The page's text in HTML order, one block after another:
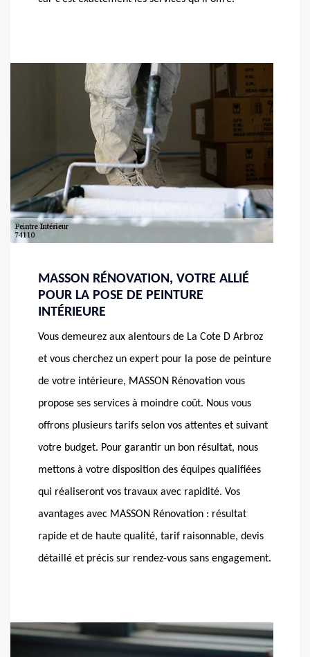
MASSON RÉNOVATION, VOTRE ALLIÉ
POUR LA POSE DE PEINTURE
INTÉRIEURE
Vous demeurez aux alentours de La Cote D Arbroz
et vous cherchez un expert pour la pose de peinture
de votre intérieure, MASSON Rénovation vous
propose ses services à moindre coût. Nous vous
offrons plusieurs tarifs selon vos attentes et suivant
votre budget. Pour garantir un bon résultat, nous
mettons à votre disposition des équipes qualifiées
qui réaliseront vos travaux avec rapidité. Vos
avantages avec MASSON Rénovation : résultat
rapide et de haute qualité, tarif raisonnable, devis
détaillé et précis sur rendez-vous sans engagement.